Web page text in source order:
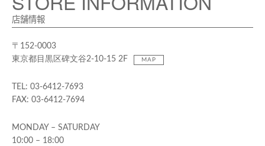
店舗情報
〒152-0003
東京都目黒区碑文谷2-10-15 2F
MAP
TEL: 03-6412-7693
FAX: 03-6412-7694
MONDAY – SATURDAY
10:00 – 18:00